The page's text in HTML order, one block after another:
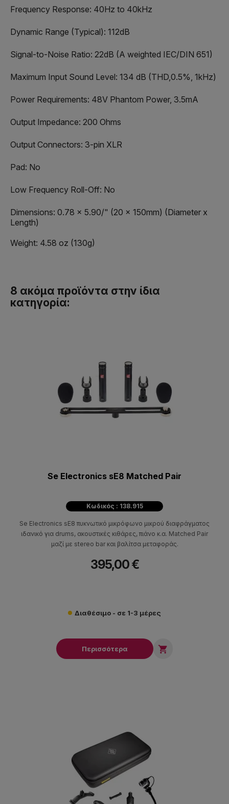
Frequency Response: 40Hz to 40kHz
Dynamic Range (Typical): 112dB
Signal-to-Noise Ratio: 22dB (A weighted IEC/DIN 651)
Maximum Input Sound Level: 134 dB (THD,0.5%, 1kHz)
Power Requirements: 48V Phantom Power, 3.5mA
Output Impedance: 200 Ohms
Output Connectors: 3-pin XLR
Pad: No
Low Frequency Roll-Off: No
Dimensions: 0.78 x 5.90/" (20 x 150mm) (Diameter x
Length)
Weight: 4.58 oz (130g)
8 ακόμα προϊόντα στην ίδια
κατηγορία:
Se Electronics sE8 Matched Pair
Κωδικός : 138.915
Se Electronics sE8 πυκνωτικό μικρόφωνο μικρού διαφράγματος
ιδανικό για drums, ακουστικές κιθάρες, πιάνο κ.α. Matched Pair
μαζί με stereo bar και βαλίτσα μεταφοράς.
395,00 €
Διαθέσιμο - σε 1-3 μέρες
Περισσότερα 